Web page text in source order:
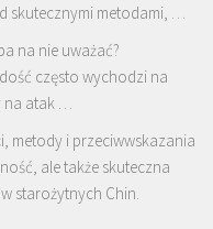
skutecznymi metodami, …
na nie uważać?
często wychodzi na
na atak …
metody i przeciwwskazania
ale także skuteczna
starożytnych Chin.